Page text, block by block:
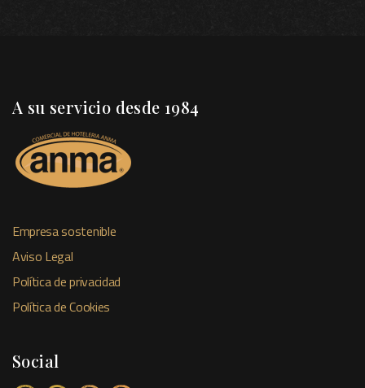
A su servicio desde 1984
Empresa sostenible
Aviso Legal
Política de privacidad
Política de Cookies
Social